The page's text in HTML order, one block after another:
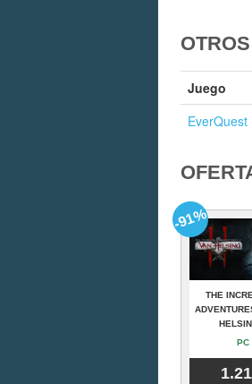
Juego
EverQuest
THE
PC
-91%